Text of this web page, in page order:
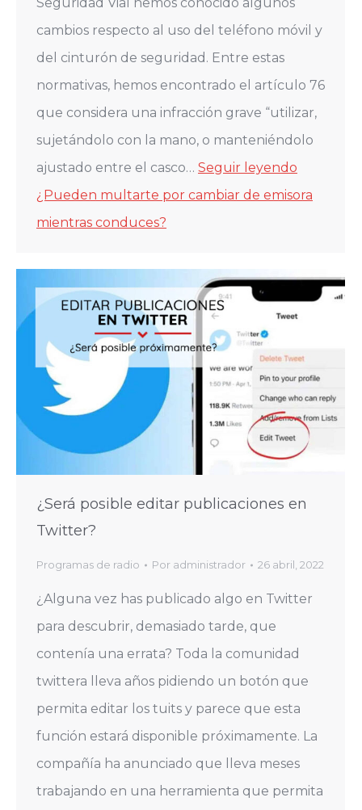
cambios respecto al uso del teléfono móvil y
del cinturón de seguridad. Entre estas
normativas, hemos encontrado el artículo 76
que considera una infracción grave “utilizar,
sujetándolo con la mano, o manteniéndolo
ajustado entre el casco… Seguir leyendo
¿Pueden multarte por cambiar de emisora
mientras conduces?
¿Será posible editar publicaciones en
Twitter?
Programas de radio Por administrador 26 abril, 2022
¿Alguna vez has publicado algo en Twitter
para descubrir, demasiado tarde, que
contenía una errata? Toda la comunidad
twittera lleva años pidiendo un botón que
permita editar los tuits y parece que esta
función estará disponible próximamente. La
compañía ha anunciado que lleva meses
trabajando en una herramienta que permita